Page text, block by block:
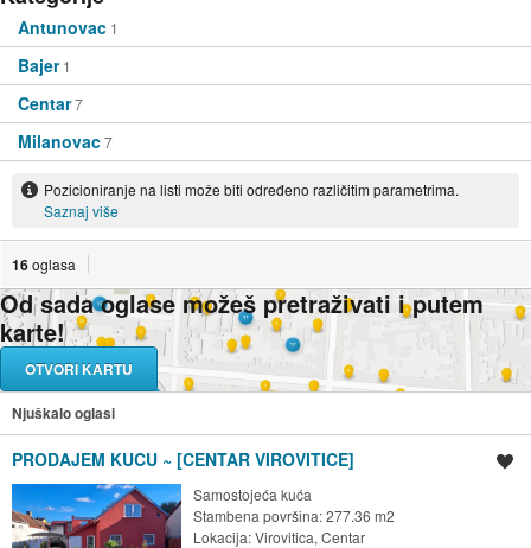
Antunovac 1
Bajer 1
Centar7
Milanovac7
Pozicioniranje na listi može biti određeno različitim parametrima.
Saznaj više
16oglasa
Od sada oglase možeš pretraživati i putem
karte!
OTVORI KARTU
Njuškalo oglasi
PRODAJEM KUCU ~ [CENTAR VIROVITICE]
Samostojeća kuća
Stambena površina: 277.36 m2
Lokacija:Virovitica, Centar